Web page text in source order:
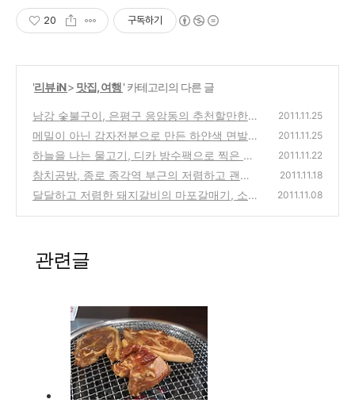
20 구독하기
'리뷰 iN> 맛집, 여행' 카테고리의 다른 글
남강 숯불구이, 은평구 응암동의 추천할만한
괜찮은 숯불갈비 고기집
(0)
2011.11.25
메밀이 아닌 감자전분으로 만든 하얀색 면발의
물냉면
(0)
2011.11.25
하늘을 나는 물고기, 디카 방수팩으로 찍은 북
한산 계곡 물속 사진
(0)
2011.11.22
참치공방, 종로 종각역 부근의 저렴하고 괜찮
은 참치 무한리필 전문점
(0)
2011.11.18
달달하고 저렴한 돼지갈비의 마포갈매기, 소주
2011.11.08
관련글